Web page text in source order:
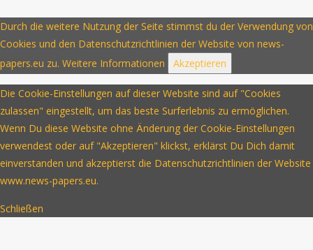
Durch die weitere Nutzung der Seite stimmst du der Verwendung von
Cookies und den Datenschutzrichtlinien der Website von news-
papers.eu zu. Weitere Informationen Akzeptieren
Die Cookie-Einstellungen auf dieser Website sind auf "Cookies
zulassen" eingestellt, um das beste Surferlebnis zu ermöglichen.
Wenn Du diese Website ohne Änderung der Cookie-Einstellungen
verwendest oder auf "Akzeptieren" klickst, erklärst Du Dich damit
einverstanden und akzeptierst die Datenschutzrichtlinien der Website
www.news-papers.eu.
Schließen